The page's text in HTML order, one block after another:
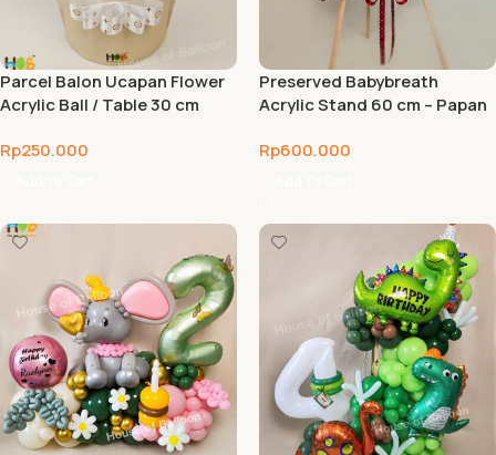
Parcel Balon Ucapan Flower
Acrylic Ball / Table 30 cm
Rp250.000
Preserved Babybreath
Acrylic Stand 60 cm – Papan
Bandung
Rp600.000